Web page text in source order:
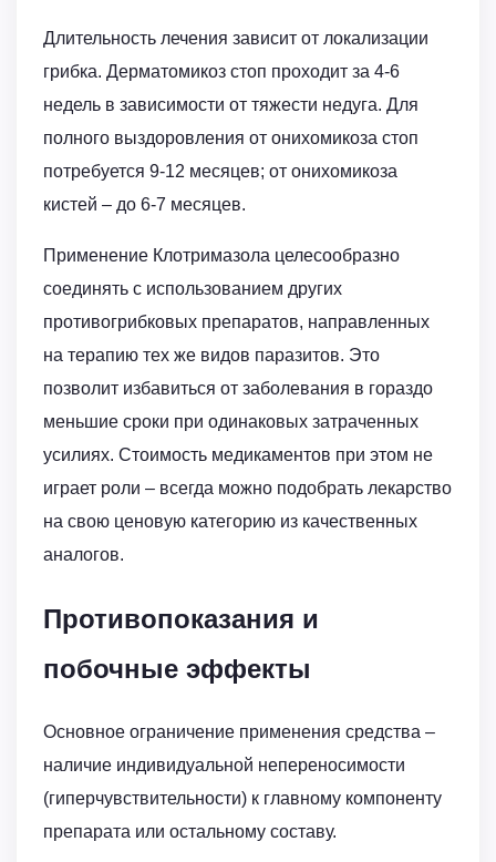
Длительность лечения зависит от локализации
грибка. Дерматомикоз стоп проходит за 4-6
недель в зависимости от тяжести недуга. Для
полного выздоровления от онихомикоза стоп
потребуется 9-12 месяцев; от онихомикоза
кистей – до 6-7 месяцев.
Применение Клотримазола целесообразно
соединять с использованием других
противогрибковых препаратов, направленных
на терапию тех же видов паразитов. Это
позволит избавиться от заболевания в гораздо
меньшие сроки при одинаковых затраченных
усилиях. Стоимость медикаментов при этом не
играет роли – всегда можно подобрать лекарство
на свою ценовую категорию из качественных
аналогов.
Противопоказания и
побочные эффекты
Основное ограничение применения средства –
наличие индивидуальной непереносимости
(гиперчувствительности) к главному компоненту
препарата или остальному составу.